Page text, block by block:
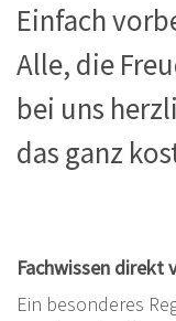
Einfach
Alle, die
bei uns
das ganz
Fachwissen direkt
Ein besonderes